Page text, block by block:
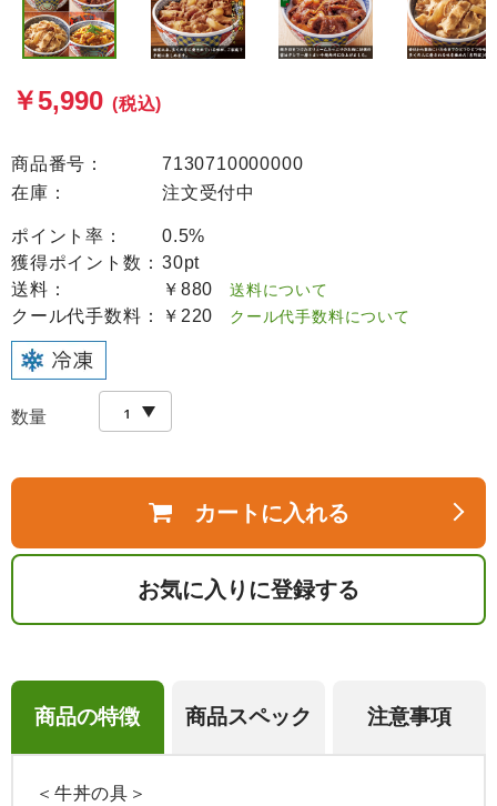
￥5,990 (税込)
商品番号：
7130710000000
在庫：
注文受付中
ポイント率：
0.5%
獲得ポイント数： 30pt
送料：
￥880 送料について
クール代手数料： ￥220 クール代手数料について
数量
カートに入れる
お気に入りに登録する
商品の特徴 商品スペック 注意事項
＜牛丼の具＞